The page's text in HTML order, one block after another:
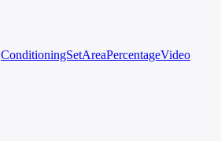
ConditioningSetAreaPercentageVideo